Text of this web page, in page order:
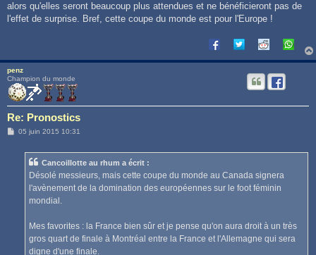
alors qu'elles seront beaucoup plus attendues et ne bénéficieront pas de
l'effet de surprise. Bref, cette coupe du monde est pour l'Europe !
penz
Champion du monde
Re: Pronostics
M05 juin 2015 10:31
Cancoillotte au rhum a écrit :
Désolé messieurs, mais cette coupe du monde au Canada signera
l'avènement de la domination des européennes sur le foot féminin
mondial.
Mes favorites : la France bien sûr et je pense qu'on aura droit à un très
gros quart de finale à Montréal entre la France et l'Allemagne qui sera
digne d'une finale.